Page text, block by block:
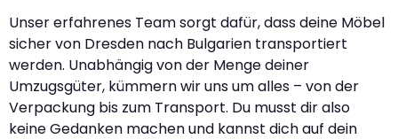
Unser erfahrenes Team sorgt dafür, dass deine Möbel
sicher von Dresden nach Bulgarien transportiert
werden. Unabhängig von der Menge deiner
Umzugsgüter, kümmern wir uns um alles – von der
Verpackung bis zum Transport. Du musst dir also
keine Gedanken machen und kannst dich auf dein